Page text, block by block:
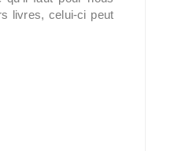
livres, celui-ci peut